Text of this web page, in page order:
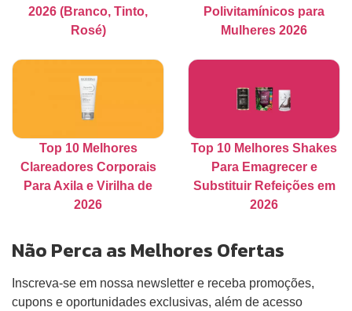
2026 (Branco, Tinto,
Rosé)
Polivitamínicos para
Mulheres 2026
Top 10 Melhores
Clareadores Corporais
Para Axila e Virilha de
2026
Top 10 Melhores Shakes
Para Emagrecer e
Substituir Refeições em
2026
Não Perca as Melhores Ofertas
Inscreva-se em nossa newsletter e receba promoções,
cupons e oportunidades exclusivas, além de acesso